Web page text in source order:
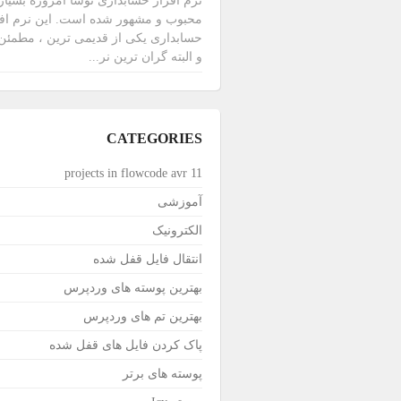
محبوب و مشهور شده است. این نرم
حسابداری یکی از قدیمی ترین ،
و البته گران ترین نر...
CATEGORIES
11 projects in flowcode avr
آموزشی
الکترونیک
انتقال فایل قفل شده
بهترین پوسته های وردپرس
بهترین تم های وردپرس
پاک کردن فایل های قفل شده
پوسته های برتر